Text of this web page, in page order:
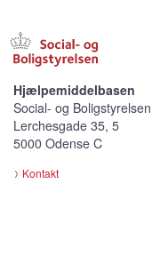
Hjælpemiddelbasen
Social- og Boligstyrelsen
Lerchesgade 35, 5
5000 Odense C
Kontakt